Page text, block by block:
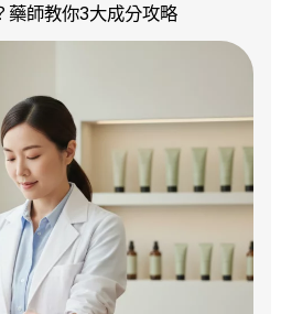
藥師教你3大成分攻略